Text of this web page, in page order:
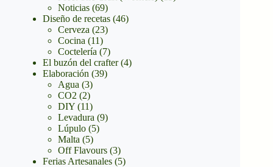
Noticias (69)
Diseño de recetas (46)
Cerveza (23)
Cocina (11)
Coctelería (7)
El buzón del crafter(4)
Elaboración (39)
Agua (3)
CO2 (2)
DIY (11)
Levadura (9)
Lúpulo (5)
Malta (5)
Off Flavours (3)
Ferias Artesanales (5)